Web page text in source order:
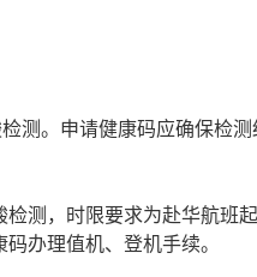
测。申请健康码应确保检
测，时限要求为赴华航班
办理值机、登机手续。